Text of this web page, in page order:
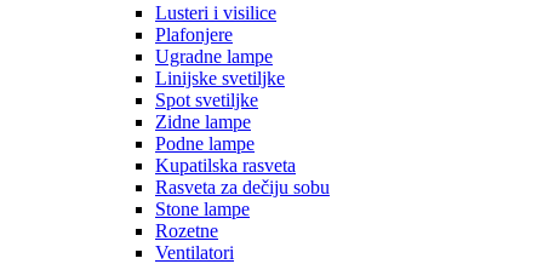
Lusteri i visilice
Plafonjere
Ugradne lampe
Linijske svetiljke
Spot svetiljke
Zidne lampe
Podne lampe
Kupatilska rasveta
Rasveta za dečiju sobu
Stone lampe
Rozetne
Ventilatori